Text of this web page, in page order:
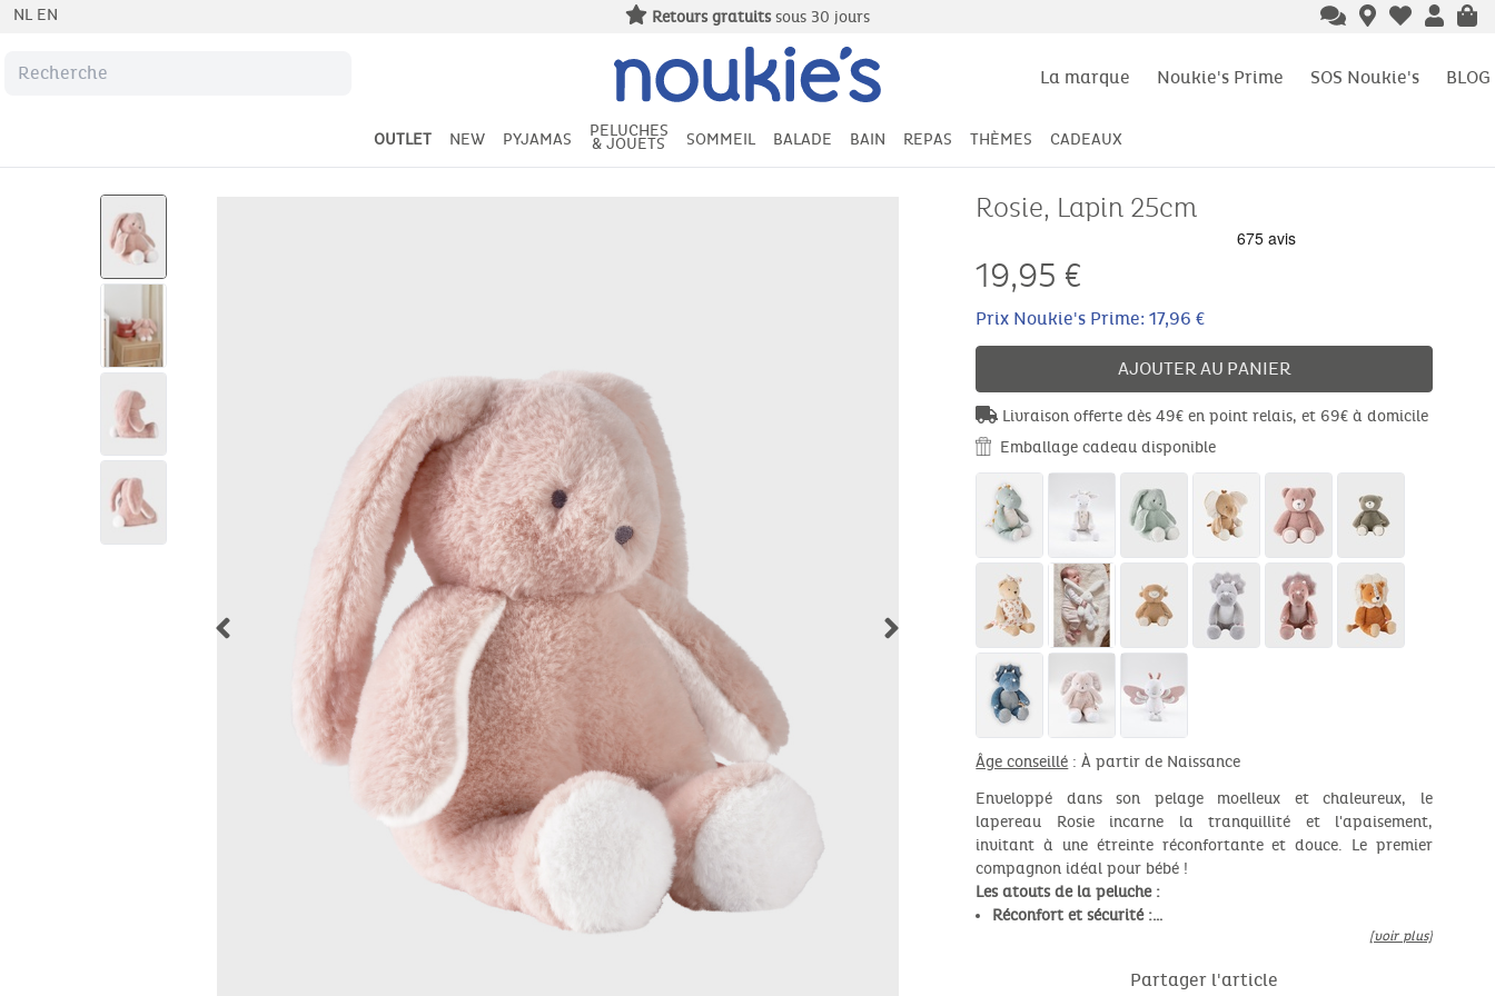
NL EN Livraison offerteà partir de 49€
La marque Noukie's Prime SOS Noukie's BLOG
OUTLET NEW PYJAMAS PELUCHES
& JOUETS SOMMEIL BALADE BAIN REPAS THÈMES CADEAUX
Rosie, Lapin 25cm
19,95 €
Prix Noukie's Prime: 17,96 €
AJOUTER AU PANIER
Livraison offerte dès 49€ en point relais, et 69€ à domicile
Emballage cadeau disponible
Âge conseillé : À partir de Naissance
Enveloppé dans son pelage moelleux et chaleureux, le
lapereau Rosie incarne la tranquillité et l'apaisement,
invitant à une étreinte réconfortante et douce. Le premier
compagnon idéal pour bébé !
Les atouts de la peluche :
Réconfort et sécurité :…
[voir plus]
Partager l'article